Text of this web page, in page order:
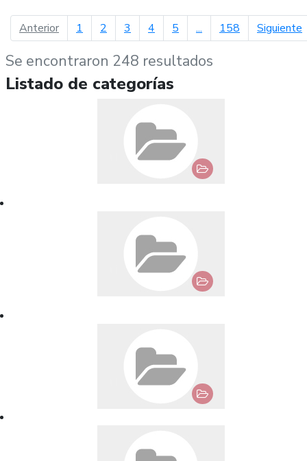
Anteriorpágina anterior
1 2 3 4 5 ... 158 Siguiente
Se encontraron 248 resultados
Listado de categorías